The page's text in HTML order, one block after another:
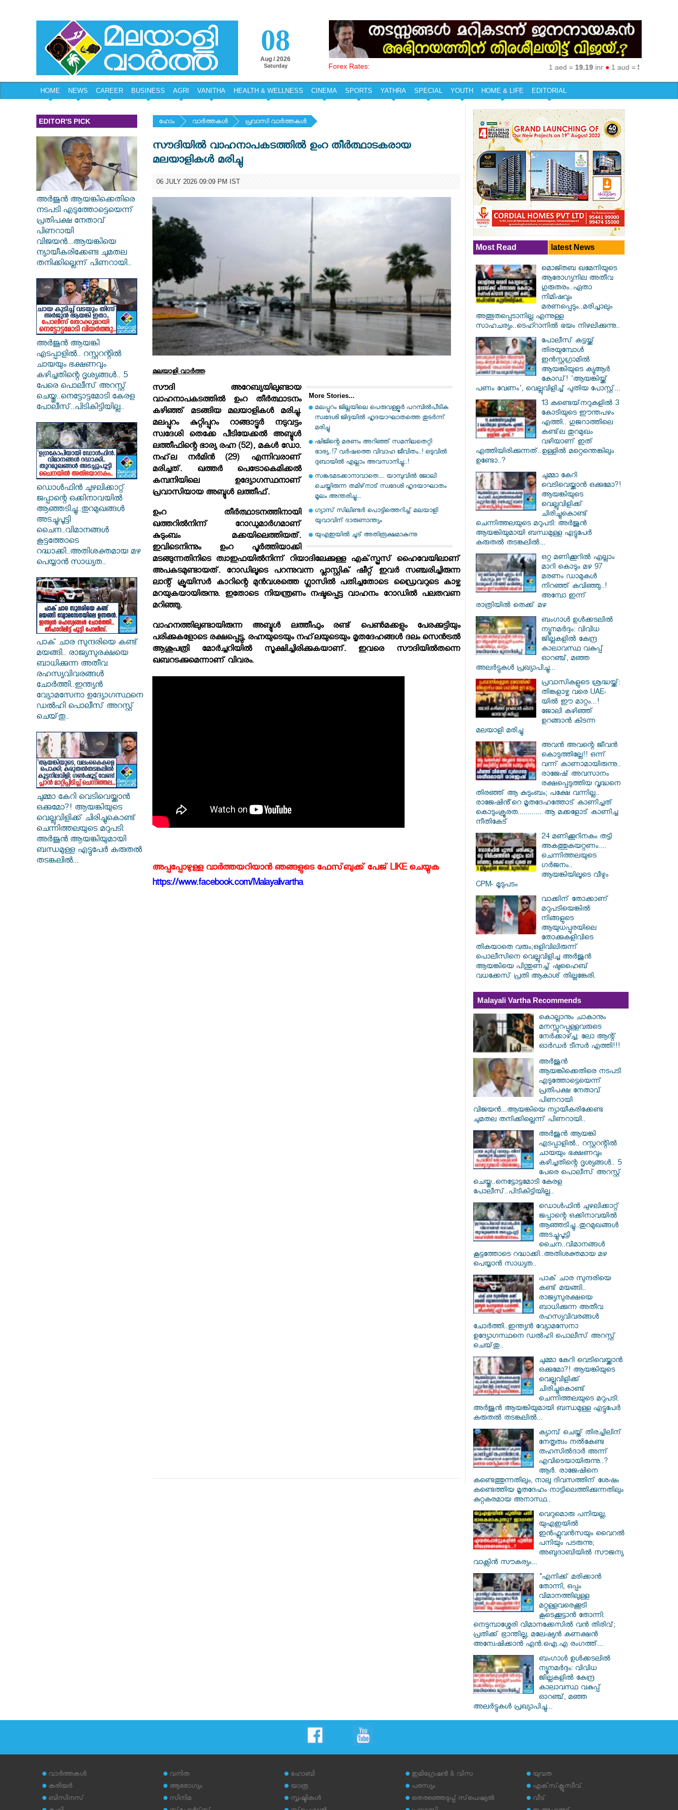
08
Aug / 2026
Saturday Forex Rates: 1 aed =19.19inr●1 aud =50.27
HOME NEWS CAREER BUSINESS AGRI VANITHA HEALTH & WELLNESS CINEMA SPORTS YATHRA SPECIAL YOUTH HOME & LIFE EDITORIAL
EDITOR'S PICK
അർജുൻ ആയങ്കിക്കെതിരെ
നടപടി എടുത്തോട്ടെയെന്ന്
പ്രതിപക്ഷ നേതാവ്
പിണറായി
വിജയൻ...ആയങ്കിയെ
ന്യായീകരിക്കേണ്ട ചുമതല
തനിക്കില്ലെന്ന് പിണറായി..
അർജുൻ ആയങ്കി
എടപ്പാളിൽ.. റസ്റ്ററന്റിൽ
ചായയും ഭക്ഷണവും
കഴിച്ചതിന്റെ ദൃശ്യങ്ങൾ.. 5
പേരെ പൊലീസ് അറസ്റ്റ്
ചെയ്തു..നെട്ടോട്ടമോടി കേരള
പോലീസ്..പിടികിട്ടിയില്ല..
ഡൊൾഫിൻ ചുഴലിക്കാറ്റ്
ജപ്പാന്റെ ഒക്കിനാവയിൽ
ആഞ്ഞടിച്ചു..തുറമുഖങ്ങൾ
അടച്ചുപൂട്ടി
ചൈന..വിമാനങ്ങൾ
കൂട്ടത്തോടെ
റദ്ധാക്കി..അതിശക്തമായ മഴ
പെയ്യാൻ സാധ്യത..
പാക് ചാര സുന്ദരിയെ കണ്ട്
മയങ്ങി.. രാജ്യസുരക്ഷയെ
ബാധിക്കുന്ന അതീവ
രഹസ്യവിവരങ്ങൾ
ചോർത്തി..ഇന്ത്യൻ
വ്യോമസേനാ ഉദ്യോഗസ്ഥനെ
ഡൽഹി പൊലീസ് അറസ്റ്റ്
ചെയ്‌തു..
ചുമ്മാ കേറി വെടിവെയ്ക്കാൻ
ഒക്കുമോ?! ആയങ്കിയുടെ
വെല്ലുവിളിക്ക് ചിരിച്ചുകൊണ്ട്
ചെന്നിത്തലയുടെ മറുപടി:
അർജുൻ ആയങ്കിയുമായി
ബന്ധമുള്ള എട്ടുപേർ കരുതൽ
തടങ്കലിൽ...
ഹോം വാര്‍ത്തകള്‍ പ്രവാസി വാര്‍ത്തകള്‍
സൗദിയില്‍ വാഹനാപകടത്തില്‍ ഉംറ തീര്‍ത്ഥാടകരായ
മലയാളികള്‍ മരിച്ചു
06 JULY 2026 09:09 PM IST
മലയാളി വാര്‍ത്ത
More Stories...
മലപ്പുറം ജില്ലയിലെ പെരുവള്ളൂർ പറമ്പിൽപീടിക
സ്വദേശി ജിദ്ദയിൽ ഹൃദയാഘാതത്തെ തുടർന്ന്
മരിച്ചു
ഷിജിന്റെ മരണം അറിഞ്ഞ് സമനിലതെറ്റി
ഭാര്യ..!7 വർഷത്തെ വിവാഹ ജീവിതം..! ഒടുവിൽ
ദുബായിൽ എല്ലാം അവസാനിച്ചു..!
സങ്കടമടക്കാനാവാതെ.... യാമ്പുവിൽ ജോലി
ചെയ്തിരുന്ന തമിഴ്‌നാട് സ്വദേശി ഹൃദയാഘാതം
മൂലം അന്തരിച്ചു...
ഗ്യാസ് സിലിണ്ടര്‍ പൊട്ടിത്തെറിച്ച് മലയാളി
യുവാവിന് ദാരുണാന്ത്യം
യുഎഇയില്‍ ചൂട് അതിരൂക്ഷമാകുന്നു
സൗദി അറേബ്യയിലുണ്ടായ
വാഹനാപകടത്തില്‍ ഉംറ തീര്‍ത്ഥാടനം
കഴിഞ്ഞ് മടങ്ങിയ മലയാളികള്‍ മരിച്ചു.
മലപ്പുറം കുറ്റിപ്പുറം റാങ്ങാട്ടൂര്‍ നടുവട്ടം
സ്വദേശി തെക്കേ പീടിയേക്കല്‍ അബ്ദുള്‍
ലത്തീഫിന്റെ ഭാര്യ രഹ്ന (52), മകള്‍ ഡോ.
നഹ്‌ല നര്‍മിന്‍ (29) എന്നിവരാണ്
മരിച്ചത്. ഖത്തര്‍ പെട്രോകെമിക്കല്‍
കമ്പനിയിലെ ഉദ്യോഗസ്ഥനാണ്
പ്രവാസിയായ അബ്ദുള്‍ ലത്തീഫ്.
ഉംറ തീര്‍ത്ഥാടനത്തിനായി
ഖത്തറില്‍നിന്ന് റോഡുമാര്‍ഗമാണ്
കുടുംബം മക്കയിലെത്തിയത്.
ഇവിടെനിന്നും ഉംറ പൂര്‍ത്തിയാക്കി
മടങ്ങുന്നതിനിടെ ത്വാഇഫയില്‍നിന്ന് റിയാദിലേക്കുള്ള എക്‌സ്പ്രസ് ഹൈവേയിലാണ്
അപകടമുണ്ടായത്. റോഡിലൂടെ പറന്നുവന്ന പ്ലാസ്റ്റിക് ഷീറ്റ് ഇവര്‍ സഞ്ചരിച്ചിരുന്ന
ലാന്റ് ക്രൂയിസര്‍ കാറിന്റെ മുന്‍വശത്തെ ഗ്ലാസില്‍ പതിച്ചതോടെ ഡ്രൈവറുടെ കാഴ്ച
മറയുകയായിരുന്നു. ഇതോടെ നിയന്ത്രണം നഷ്ടപ്പെട്ട വാഹനം റോഡില്‍ പലതവണ
മറിഞ്ഞു.
വാഹനത്തിലുണ്ടായിരുന്ന അബ്ദുള്‍ ലത്തീഫും രണ്ട് പെണ്‍മക്കളും പേരക്കുട്ടിയും
പരിക്കുകളോടെ രക്ഷപ്പെട്ടു, രഹ്നയുടെയും നഹ്‌ലയുടെയും മൃതദേഹങ്ങള്‍ ദലം സെന്‍ട്രല്‍
ആശുപത്രി മോര്‍ച്ചറിയില്‍ സൂക്ഷിച്ചിരിക്കുകയാണ്. ഇവരെ സൗദിയില്‍തന്നെ
ഖബറടക്കുമെന്നാണ് വിവരം.
അപ്പപ്പോഴുള്ള വാര്‍ത്തയറിയാന്‍ ഞങ്ങളുടെ ഫേസ്‌ബുക്ക്‌ പേജ് LIKE ചെയ്യുക
https://www.facebook.com/Malayalivartha
Most Read latest News
മൊജ്തബ ഖമേനിയുടെ
ആരോഗ്യനില അതീവ
ഗുരുതരം..ഏതാ
നിമിഷവും
മരണപ്പെടും..മരിച്ചാലും
അത്ഭുതപ്പെടാനില്ല എന്നുള്ള
സാഹചര്യം..ടെഹ്റാനിൽ ഭയം നിഴലിക്കുന്നു..
പോലീസ് കട്ടയ്ക്ക്
തിരയുമ്പോൾ
ഇൻസ്റ്റഗ്രാമിൽ
ആയങ്കിയുടെ ക്യുആർ
കോഡ്! 'ആയങ്കിയ്ക്ക്
പണം വേണം', വെല്ലുവിളിച്ച് പുതിയ പോസ്റ്റ്...
13 കണ്ടെയ്‌നറുകളിൽ 3
കോടിയുടെ ഈന്തപഴം
എത്തി.. ഗുജറാത്തിലെ
കണ്ട്‌ല തുറമുഖം
വഴിയാണ് ഇത്
എത്തിയിരിക്കുന്നത്..ഉള്ളിൽ മറ്റെന്തെങ്കിലും
ഉണ്ടോ..?
ചുമ്മാ കേറി
വെടിവെയ്ക്കാൻ ഒക്കുമോ?!
ആയങ്കിയുടെ
വെല്ലുവിളിക്ക്
ചിരിച്ചുകൊണ്ട്
ചെന്നിത്തലയുടെ മറുപടി: അർജുൻ
ആയങ്കിയുമായി ബന്ധമുള്ള എട്ടുപേർ
കരുതൽ തടങ്കലിൽ...
ഒറ്റ മണിക്കൂറിൽ എല്ലാം
മാറി കൊടും മഴ 97
മരണം ഡാമുകൾ
നിറഞ്ഞ് കവിഞ്ഞു..!
അമ്പോ ഇന്ന്
രാത്രിയിൽ തെക്ക് മഴ
ബംഗാൾ ഉൾക്കടലിൽ
ന്യൂനമർദ്ദം: വിവിധ
ജില്ലകളിൽ കേന്ദ്ര
കാലാവസ്ഥ വകുപ്പ്
ഓറഞ്ച്, മഞ്ഞ
അലർട്ടുകൾ പ്രഖ്യാപിച്ചു...
പ്രവാസികളുടെ ശ്രദ്ധയ്ക്ക്:
തിങ്കളാഴ്ച വരെ UAE-
യിൽ ഈ മാറ്റം...!
ജോലി കഴിഞ്ഞ്
ഉറങ്ങാൻ കിടന്ന
മലയാളി മരിച്ചു
അവൻ അവന്റെ ജീവൻ
കൊടുത്തില്ലേ!! ഒന്ന്
വന്ന് കാണാമായിരുന്നു..
രാജേഷ് അവസാനം
രക്ഷപ്പെടുത്തിയ വൃദ്ധനെ
തിരഞ്ഞ് ആ കുടുംബം; പക്ഷേ വന്നില്ല..
രാജേഷിൻ്റെ മൃതദേഹത്തോട് കാണിച്ചത്
കൊടുംക്രൂരത............ ആ മക്കളോട് കാണിച്ച
നീതികേട്
24 മണിക്കൂറിനകം തട്ടി
അകത്തുകയറ്റണം....
ചെന്നിത്തലയുടെ
ഗർജനം..
ആയങ്കിയിലൂടെ വീഴും
CPM- മൂടുപടം
വാക്കിന് തോക്കാണ്
മറുപടിയെങ്കിൽ
നിങ്ങളുടെ
ആയുധപ്പുരയിലെ
തോക്കുകളിവിടെ
തികയാതെ വരും;ഒളിവിലിരുന്ന്
പൊലീസിനെ വെല്ലുവിളിച്ച അർജുൻ
ആയങ്കിയെ പിന്തുണച്ച് ഷുഹൈബ്
വധക്കേസ് പ്രതി ആകാശ് തില്ലങ്കേരി.
Malayali Vartha Recommends
കൊല്ലാനും ചാകാനും
മനസ്സുറപ്പുള്ളവരുടെ
നേർക്കാഴ്ച്ച; ലോ ആന്റ്
ഓർഡർ ടീസർ എത്തി!!!
അർജുൻ
ആയങ്കിക്കെതിരെ നടപടി
എടുത്തോട്ടെയെന്ന്
പ്രതിപക്ഷ നേതാവ്
പിണറായി
വിജയൻ...ആയങ്കിയെ ന്യായീകരിക്കേണ്ട
ചുമതല തനിക്കില്ലെന്ന് പിണറായി..
അർജുൻ ആയങ്കി
എടപ്പാളിൽ.. റസ്റ്ററന്റിൽ
ചായയും ഭക്ഷണവും
കഴിച്ചതിന്റെ ദൃശ്യങ്ങൾ.. 5
പേരെ പൊലീസ് അറസ്റ്റ്
ചെയ്തു..നെട്ടോട്ടമോടി കേരള
പോലീസ്..പിടികിട്ടിയില്ല..
ഡൊൾഫിൻ ചുഴലിക്കാറ്റ്
ജപ്പാന്റെ ഒക്കിനാവയിൽ
ആഞ്ഞടിച്ചു..തുറമുഖങ്ങൾ
അടച്ചുപൂട്ടി
ചൈന..വിമാനങ്ങൾ
കൂട്ടത്തോടെ റദ്ധാക്കി..അതിശക്തമായ മഴ
പെയ്യാൻ സാധ്യത..
പാക് ചാര സുന്ദരിയെ
കണ്ട് മയങ്ങി..
രാജ്യസുരക്ഷയെ
ബാധിക്കുന്ന അതീവ
രഹസ്യവിവരങ്ങൾ
ചോർത്തി..ഇന്ത്യൻ വ്യോമസേനാ
ഉദ്യോഗസ്ഥനെ ഡൽഹി പൊലീസ് അറസ്റ്റ്
ചെയ്‌തു..
ചുമ്മാ കേറി വെടിവെയ്ക്കാൻ
ഒക്കുമോ?! ആയങ്കിയുടെ
വെല്ലുവിളിക്ക്
ചിരിച്ചുകൊണ്ട്
ചെന്നിത്തലയുടെ മറുപടി:
അർജുൻ ആയങ്കിയുമായി ബന്ധമുള്ള എട്ടുപേർ
കരുതൽ തടങ്കലിൽ...
ക്യാമ്പ് ചെയ്ത് തിരച്ചിലിന്
നേതൃത്വം നല്‍കേണ്ട
തഹസില്‍ദാര്‍ അന്ന്
എവിടെയായിരുന്നു..?
ആര്‍. രാജേഷിനെ
കണ്ടെത്തുന്നതിലും, നാലു ദിവസത്തിന് ശേഷം
കണ്ടെത്തിയ മൃതദേഹം നാട്ടിലെത്തിക്കുന്നതിലും
കുറ്റകരമായ അനാസ്ഥ..
വെറുമൊരു പനിയല്ല,
യുഎഇയിൽ
ഇൻഫ്ലുവൻസയും വൈറൽ
പനിയും പടരുന്നു;
അബുദാബിയിൽ സൗജന്യ
വാക്സിൻ സൗകര്യം...
"എനിക്ക് മരിക്കാൻ
തോന്നി, ഒപ്പം
വിമാനത്തിലുള്ള
മറ്റുള്ളവരെക്കൂടി
കൂടെക്കൂട്ടാൻ തോന്നി:
നെടുമ്പാശ്ശേരി വിമാനക്കേസിൽ വൻ തിരിവ്;
പ്രതിക്ക് ഭ്രാന്തില്ല, മലേഷ്യൻ കണക്ഷൻ
അന്വേഷിക്കാൻ എൻ.ഐ.എ രംഗത്ത്...
ബംഗാൾ ഉൾക്കടലിൽ
ന്യൂനമർദ്ദം: വിവിധ
ജില്ലകളിൽ കേന്ദ്ര
കാലാവസ്ഥ വകുപ്പ്
ഓറഞ്ച്, മഞ്ഞ
അലർട്ടുകൾ പ്രഖ്യാപിച്ചു...
വാര്‍ത്തകള്‍
കരിയര്‍
ബിസിനസ്
വനിത
ആരോഗ്യം
സിനിമ
ഹോബി
യാത്ര
സൃഷ്ടികള്‍
ഇമിഗ്രേഷന്‍ & വിസ
പരസ്യം
തെരഞ്ഞെടുപ്പ് സ്‌പെഷ്യല്‍
യുവത
എക്‌സ്‌ക്ലൂസീവ്
വീട്